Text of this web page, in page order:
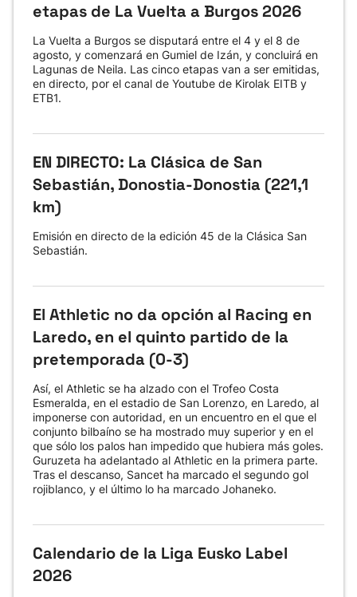
etapas de La Vuelta a Burgos 2026
La Vuelta a Burgos se disputará entre el 4 y el 8 de
agosto, y comenzará en Gumiel de Izán, y concluirá en
Lagunas de Neila. Las cinco etapas van a ser emitidas,
en directo, por el canal de Youtube de Kirolak EITB y
ETB1.
EN DIRECTO: La Clásica de San
Sebastián, Donostia-Donostia (221,1
km)
Emisión en directo de la edición 45 de la Clásica San
Sebastián.
El Athletic no da opción al Racing en
Laredo, en el quinto partido de la
pretemporada (0-3)
Así, el Athletic se ha alzado con el Trofeo Costa
Esmeralda, en el estadio de San Lorenzo, en Laredo, al
imponerse con autoridad, en un encuentro en el que el
conjunto bilbaíno se ha mostrado muy superior y en el
que sólo los palos han impedido que hubiera más goles.
Guruzeta ha adelantado al Athletic en la primera parte.
Tras el descanso, Sancet ha marcado el segundo gol
rojiblanco, y el último lo ha marcado Johaneko.
Calendario de la Liga Eusko Label
2026